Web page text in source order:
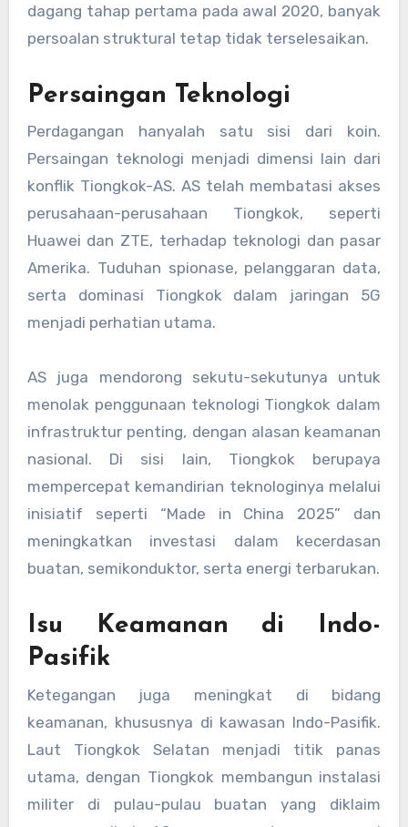
dagang tahap pertama pada awal 2020, banyak
persoalan struktural tetap tidak terselesaikan.
Persaingan Teknologi
Perdagangan hanyalah satu sisi dari koin.
Persaingan teknologi menjadi dimensi lain dari
konflik Tiongkok-AS. AS telah membatasi akses
perusahaan-perusahaan Tiongkok, seperti
Huawei dan ZTE, terhadap teknologi dan pasar
Amerika. Tuduhan spionase, pelanggaran data,
serta dominasi Tiongkok dalam jaringan 5G
menjadi perhatian utama.
AS juga mendorong sekutu-sekutunya untuk
menolak penggunaan teknologi Tiongkok dalam
infrastruktur penting, dengan alasan keamanan
nasional. Di sisi lain, Tiongkok berupaya
mempercepat kemandirian teknologinya melalui
inisiatif seperti “Made in China 2025” dan
meningkatkan investasi dalam kecerdasan
buatan, semikonduktor, serta energi terbarukan.
Isu Keamanan di Indo-
Pasifik
Ketegangan juga meningkat di bidang
keamanan, khususnya di kawasan Indo-Pasifik.
Laut Tiongkok Selatan menjadi titik panas
utama, dengan Tiongkok membangun instalasi
militer di pulau-pulau buatan yang diklaim